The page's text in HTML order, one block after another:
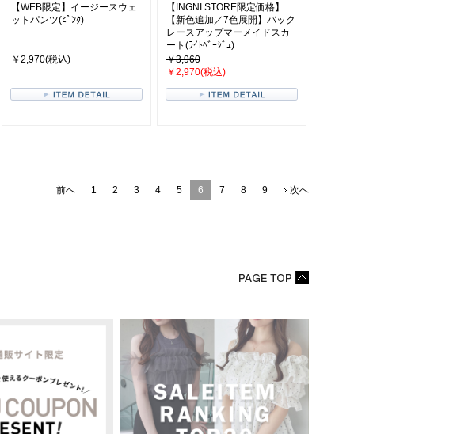
【WEB限定】イージースウェ
ットパンツ(ﾋﾟﾝｸ)
￥2,970(税込)
【INGNI STORE限定価格】
【新色追加／7色展開】バック
レースアップマーメイドスカ
ート(ﾗｲﾄﾍﾞｰｼﾞｭ)
￥3,960
￥2,970(税込)
前へ 1 2 3 4 5 6 7 8 9 次へ